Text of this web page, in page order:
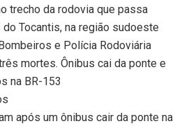
trecho da rodovia que passa
Tocantis, na região sudoeste
e Polícia Rodoviária
mortes. Ônibus cai da ponte e
na BR-153
após um ônibus cair da ponte na